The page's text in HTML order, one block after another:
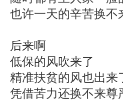
也许一天的辛苦换不
后来啊
低保的风吹来了
精准扶贫的风也出来
凭借苦力还换不来